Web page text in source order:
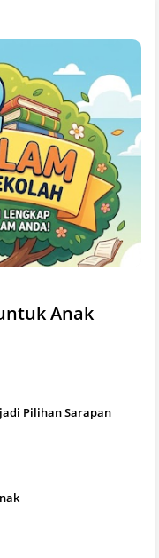
Anak
Pilihan Sarapan